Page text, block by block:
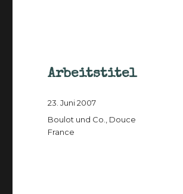
Arbeitstitel
Veröffentlicht
23. Juni 2007
Kategorien
Boulot und Co.
Douce
France